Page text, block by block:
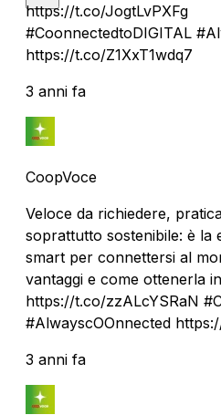
https://t.co/JogtLvPXFg
#CoonnectedtoDIGITAL
https://t.co/Z1XxT1wdq7
3 anni fa
CoopVoce
Veloce da richiedere,
soprattutto sostenibile: è la
smart per connettersi al
vantaggi e come ottenerla
https://t.co/zzALcYSRaN
#AlwayscOOnnected
3 anni fa